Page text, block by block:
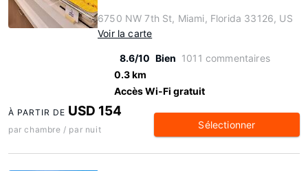
6750 NW 7th St, Miami, Florida 33126, US
Voir la carte
8.6/10 Bien 1011 commentaires
0.3 km
Accès Wi-Fi gratuit
À PARTIR DE USD 154
par chambre / par nuit Sélectionner